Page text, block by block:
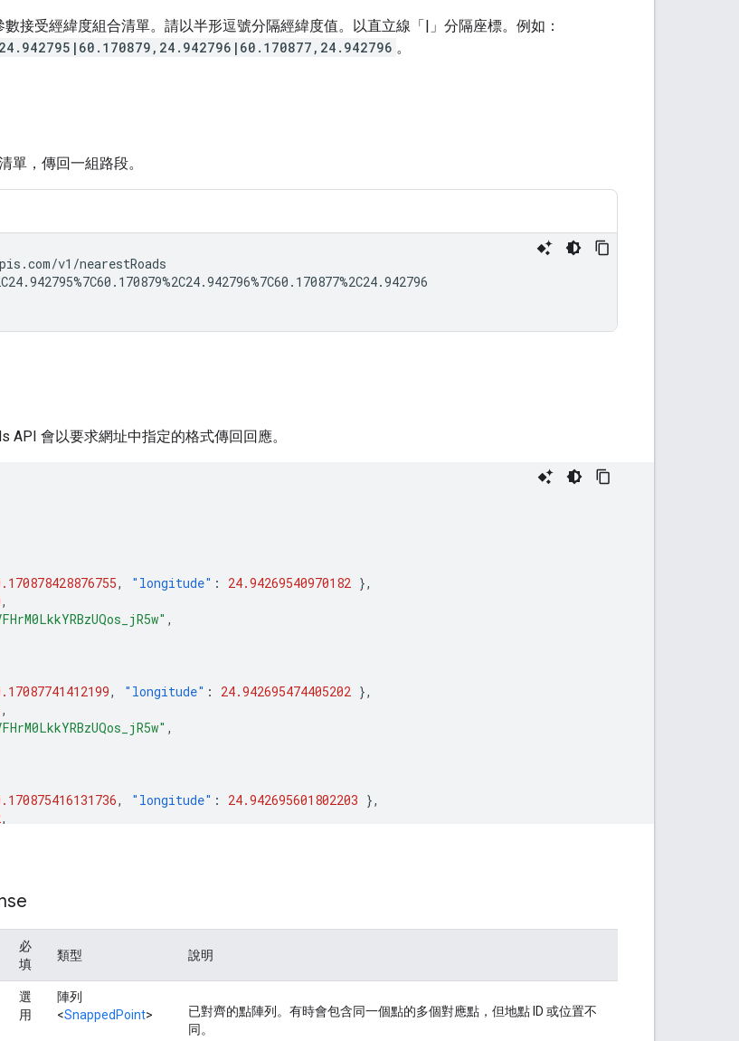
數接受經緯度組合清單。請以半形逗號分隔經緯度值。以直立線「|」分隔座標。例如：
。
單，傳回一組路段。
v1/nearestRoads
API 會以要求網址中指定的格式傳回回應。
, "longitude" : 24.94269540970182 },
,
,
, "longitude" : 24.942695474405202 },
,
,
, "longitude" : 24.942695601802203 },
,
必
填
類型 說明
選
用
陣列
<SnappedPoint>
已對齊的點陣列。有時會包含同一個點的多個對應點，但地點 ID 或位置不
同。